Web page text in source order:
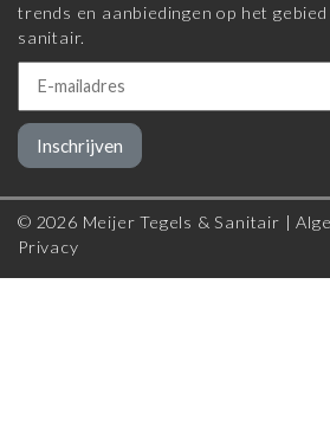
trends en aanbiedingen op het
sanitair.
Inschrijven
© 2026 Meijer Tegels & Sanitair |
Privacy